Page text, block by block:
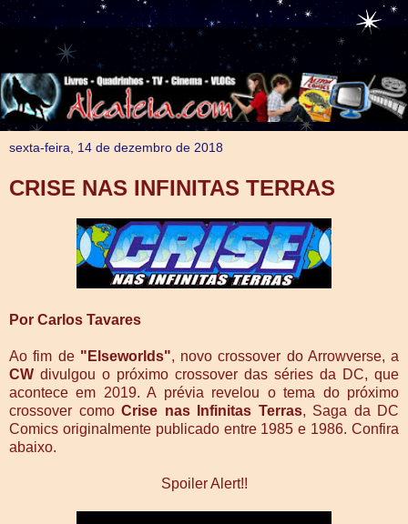
sexta-feira, 14 de dezembro de 2018
CRISE NAS INFINITAS TERRAS
Por Carlos Tavares
Ao fim de "Elseworlds", novo crossover do Arrowverse, a
CW divulgou o próximo crossover das séries da DC, que
acontece em 2019. A prévia revelou o tema do próximo
crossover como Crise nas Infinitas Terras, Saga da DC
Comics originalmente publicado entre 1985 e 1986. Confira
abaixo.
Spoiler Alert!!